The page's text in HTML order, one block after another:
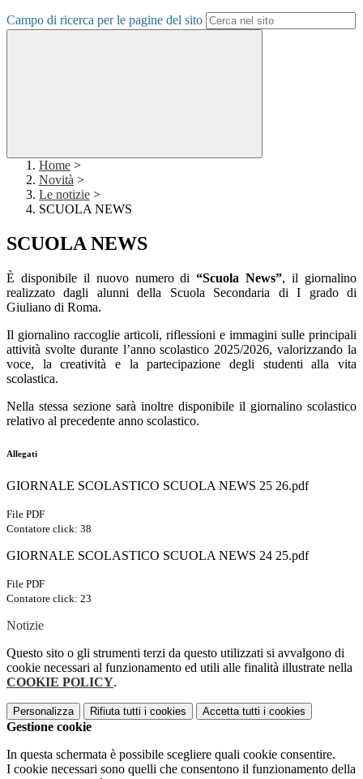
Campo di ricerca per le pagine del sito
Home >
Novità >
Le notizie >
SCUOLA NEWS
SCUOLA NEWS
È disponibile il nuovo numero di“Scuola News”, il giornalino
realizzato dagli alunni della Scuola Secondaria di I grado di
Giuliano di Roma.
Il giornalino raccoglie articoli, riflessioni e immagini sulle principali
attività svolte durante l’anno scolastico 2025/2026, valorizzando la
voce, la creatività e la partecipazione degli studenti alla vita
scolastica.
Nella stessa sezione sarà inoltre disponibile il giornalino scolastico
relativo al precedente anno scolastico.
Allegati
GIORNALE SCOLASTICO SCUOLA NEWS 25 26.pdf
File PDF
Contatore click: 38
GIORNALE SCOLASTICO SCUOLA NEWS 24 25.pdf
File PDF
Contatore click: 23
Notizie
Questo sito o gli strumenti terzi da questo utilizzati si avvalgono di
cookie necessari al funzionamento ed utili alle finalità illustrate nella
COOKIE POLICY.
Personalizza Rifiuta tutti i cookies Accetta tutti i cookies
Gestione cookie
In questa schermata è possibile scegliere quali cookie consentire.
I cookie necessari sono quelli che consentono il funzionamento della